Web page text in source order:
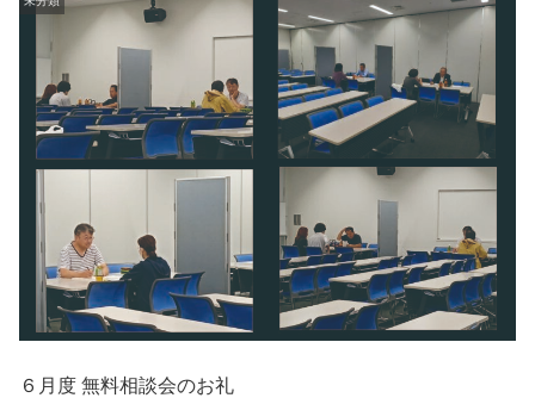
６月度 無料相談会のお礼